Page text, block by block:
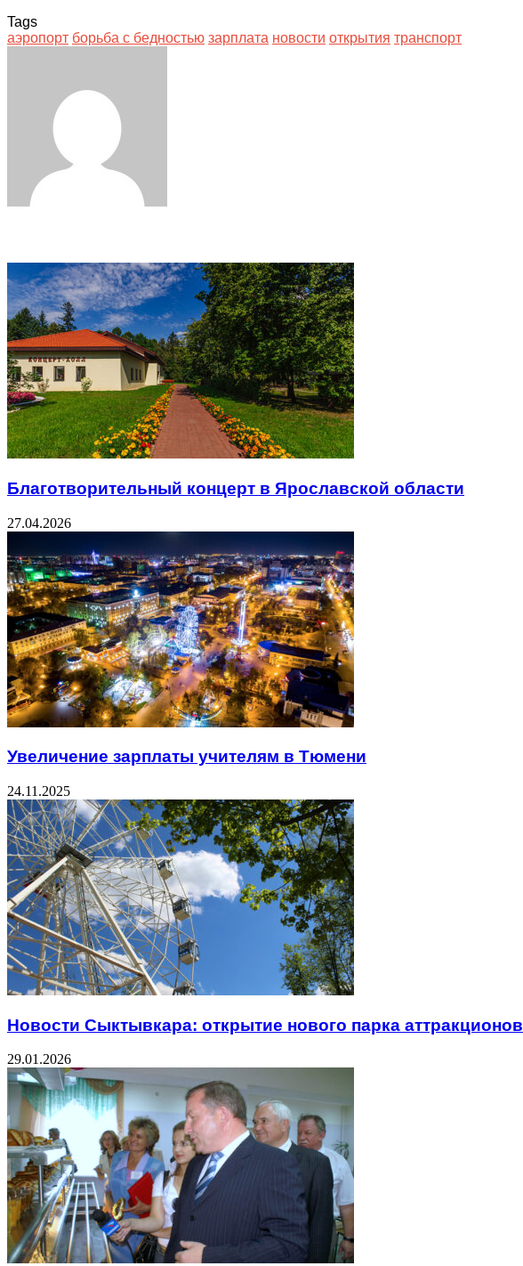
Tags
аэропорт борьба с бедностью зарплата новости открытия транспорт
Благотворительный концерт в Ярославской области
27.04.2026
Увеличение зарплаты учителям в Тюмени
24.11.2025
Новости Сыктывкара: открытие нового парка аттракционов
29.01.2026